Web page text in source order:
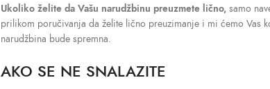
Ukoliko želite da Vašu narudžbinu preuzmete lično, samo
prilikom poručivanja da želite lično preuzimanje i mi ćemo Vas
narudžbina bude spremna.
AKO SE NE SNALAZITE